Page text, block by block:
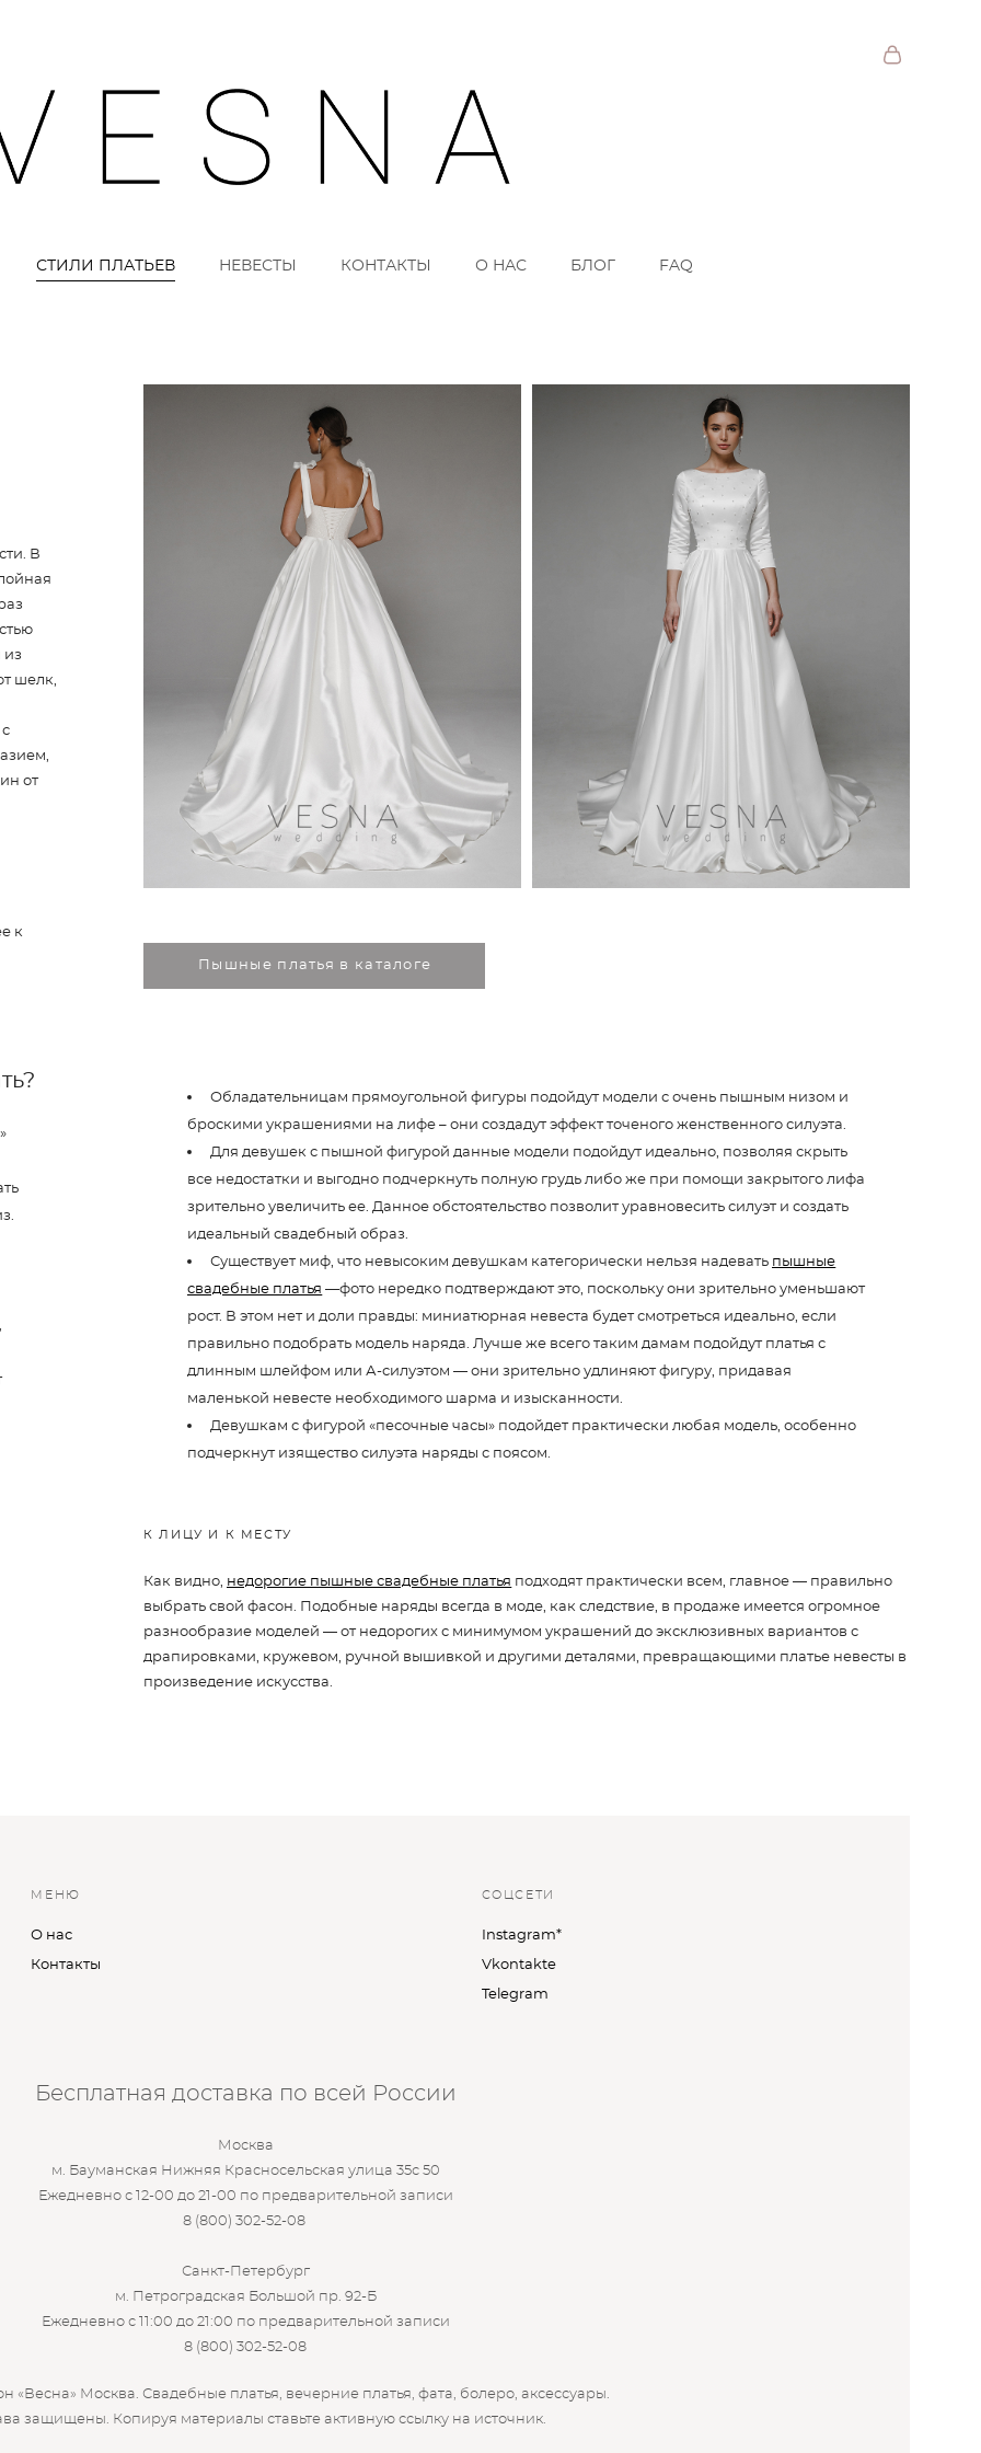
СТИЛИ ПЛАТЬЕВ НЕВЕСТЫ КОНТАКТЫ О НАС БЛОГ FAQ
В
из
шелк,
от
к
Пышные платья в каталоге
Обладательницам прямоугольной фигуры подойдут модели с очень пышным низом и
броскими украшениями на лифе – они создадут эффект точеного женственного силуэта.
Для девушек с пышной фигурой данные модели подойдут идеально, позволяя скрыть
все недостатки и выгодно подчеркнуть полную грудь либо же при помощи закрытого лифа
зрительно увеличить ее. Данное обстоятельство позволит уравновесить силуэт и создать
идеальный свадебный образ.
Существует миф, что невысоким девушкам категорически нельзя надевать пышные
свадебные платья —фото нередко подтверждают это, поскольку они зрительно уменьшают
рост. В этом нет и доли правды: миниатюрная невеста будет смотреться идеально, если
правильно подобрать модель наряда. Лучше же всего таким дамам подойдут платья с
длинным шлейфом или А-силуэтом — они зрительно удлиняют фигуру, придавая
маленькой невесте необходимого шарма и изысканности.
Девушкам с фигурой «песочные часы» подойдет практически любая модель, особенно
подчеркнут изящество силуэта наряды с поясом.
К ЛИЦУ И К МЕСТУ
Как видно, недорогие пышные свадебные платья подходят практически всем, главное — правильно
выбрать свой фасон. Подобные наряды всегда в моде, как следствие, в продаже имеется огромное
разнообразие моделей — от недорогих с минимумом украшений до эксклюзивных вариантов с
драпировками, кружевом, ручной вышивкой и другими деталями, превращающими платье невесты в
произведение искусства.
МЕНЮ
О нас
Контакты
СОЦСЕТИ
Instagram*
Vkontakte
Telegram
Бесплатная доставка по всей России
Москва
м. Бауманская Нижняя Красносельская улица 35с 50
Ежедневно с 12-00 до 21-00 по предварительной записи
8 (800) 302-52-08
Санкт-Петербург
м. Петроградская Большой пр. 92-Б
Ежедневно с 11:00 до 21:00 по предварительной записи
8 (800) 302-52-08
«Весна» Москва. Свадебные платья, вечерние платья, фата, болеро, аксессуары.
защищены. Копируя материалы ставьте активную ссылку на источник.